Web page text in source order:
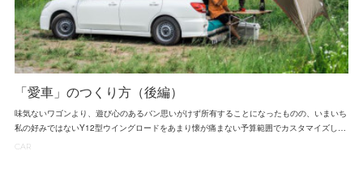
「愛車」のつくり方（後編）
味気ないワゴンより、遊び心のあるバン思いがけず所有することになったものの、いまいち
私の好みではないY12型ウイングロードをあまり懐が痛まない予算範囲でカスタマイズし…
CAR